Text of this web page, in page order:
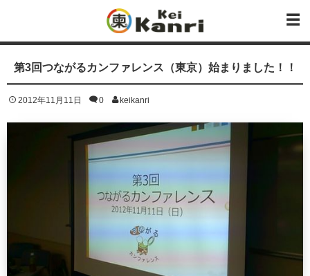
第3回つながるカンファレンス（東京）始まりました！！
2012年11月11日 0 keikanri